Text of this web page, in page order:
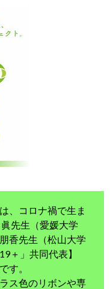
、コロナ禍で生ま
先生（愛媛大学
香先生（松山大学
＋」共同代表】
す。
ス色のリボンや専